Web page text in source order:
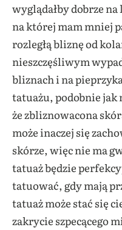
wyglądałby dobrze
na której mam mniej
rozległą bliznę od
nieszczęśliwym
bliznach i na
tatuażu, podobnie jak
że zbliznowacona
może inaczej się
skórze, więc nie ma
tatuaż będzie
tatuować, gdy mają
tatuaż może stać się
zakrycie szpecącego